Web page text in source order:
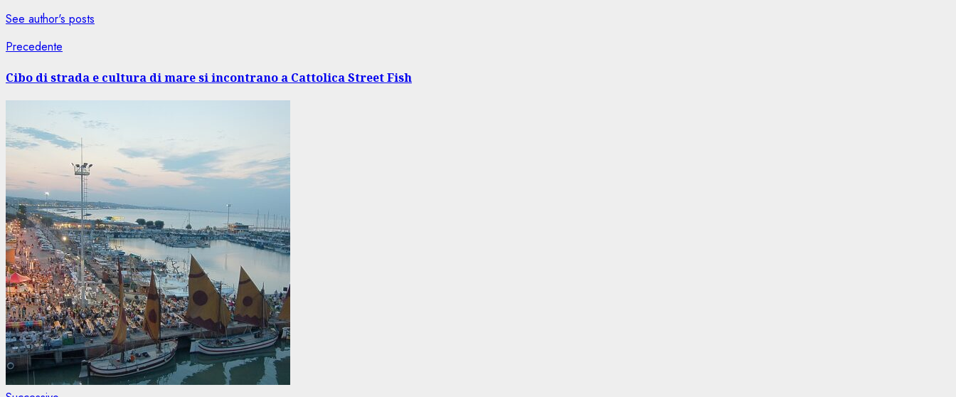
See author's posts
Navigazione
articolo
Precedente
Cibo di strada e cultura di mare si incontrano a Cattolica Street Fish